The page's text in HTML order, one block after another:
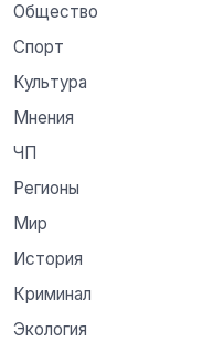
Общество
Спорт
Культура
Мнения
ЧП
Регионы
Мир
История
Криминал
Экология